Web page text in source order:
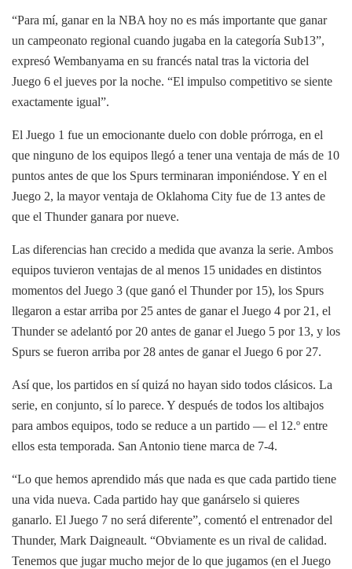
“Para mí, ganar en la NBA hoy no es más importante que ganar
un campeonato regional cuando jugaba en la categoría Sub13”,
expresó Wembanyama en su francés natal tras la victoria del
Juego 6 el jueves por la noche. “El impulso competitivo se siente
exactamente igual”.
El Juego 1 fue un emocionante duelo con doble prórroga, en el
que ninguno de los equipos llegó a tener una ventaja de más de 10
puntos antes de que los Spurs terminaran imponiéndose. Y en el
Juego 2, la mayor ventaja de Oklahoma City fue de 13 antes de
que el Thunder ganara por nueve.
Las diferencias han crecido a medida que avanza la serie. Ambos
equipos tuvieron ventajas de al menos 15 unidades en distintos
momentos del Juego 3 (que ganó el Thunder por 15), los Spurs
llegaron a estar arriba por 25 antes de ganar el Juego 4 por 21, el
Thunder se adelantó por 20 antes de ganar el Juego 5 por 13, y los
Spurs se fueron arriba por 28 antes de ganar el Juego 6 por 27.
Así que, los partidos en sí quizá no hayan sido todos clásicos. La
serie, en conjunto, sí lo parece. Y después de todos los altibajos
para ambos equipos, todo se reduce a un partido — el 12.º entre
ellos esta temporada. San Antonio tiene marca de 7-4.
“Lo que hemos aprendido más que nada es que cada partido tiene
una vida nueva. Cada partido hay que ganárselo si quieres
ganarlo. El Juego 7 no será diferente”, comentó el entrenador del
Thunder, Mark Daigneault. “Obviamente es un rival de calidad.
Tenemos que jugar mucho mejor de lo que jugamos (en el Juego